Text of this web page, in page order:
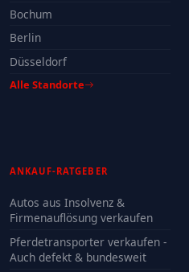
Bochum
Berlin
Düsseldorf
Alle Standorte
ANKAUF-RATGEBER
Autos aus Insolvenz &
Firmenauflösung verkaufen
Pferdetransporter verkaufen -
Auch defekt & bundesweit